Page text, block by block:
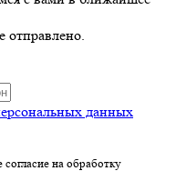
данных
на обработку